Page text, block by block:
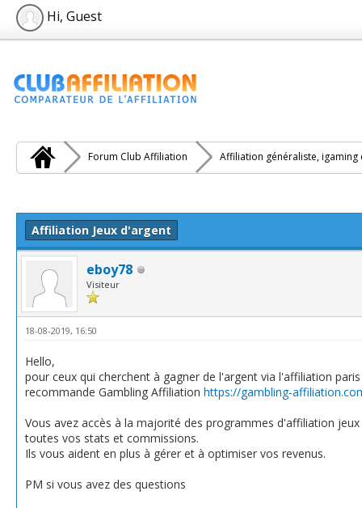
Hi, Guest
Forum Club Affiliation Affiliation généraliste, igaming
Affiliation Jeux d'argent
eboy78
Visiteur
18-08-2019, 16:50
Hello,
pour ceux qui cherchent à gagner de l'argent via l'affiliation
recommande Gambling Affiliation https://gambling-
Vous avez accès à la majorité des programmes d'affiliation
toutes vos stats et commissions.
Ils vous aident en plus à gérer et à optimiser vos revenus.
PM si vous avez des questions